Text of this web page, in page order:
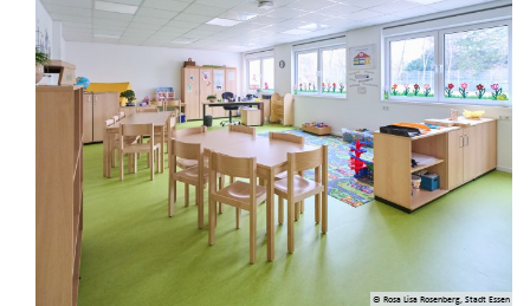
© Rosa Lisa Rosenberg, Stadt Essen